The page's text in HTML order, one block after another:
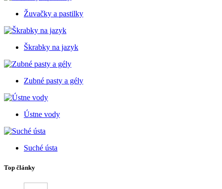
Žuvačky a pastilky
Škrabky na jazyk
Zubné pasty a gély
Ústne vody
Suché ústa
Top články